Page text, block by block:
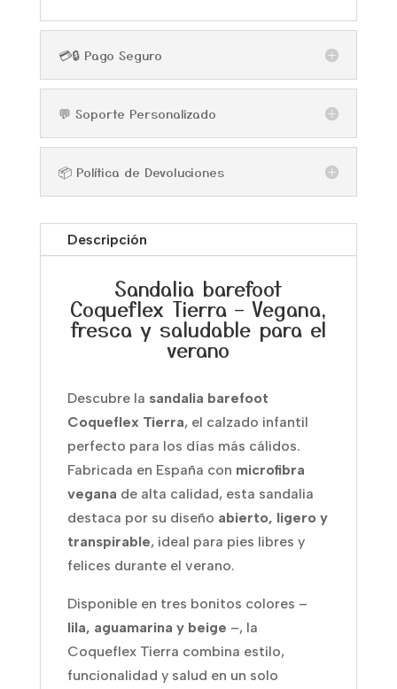
💳🔒 Pago Seguro
💬 Soporte Personalizado
📦 Política de Devoluciones
Descripción
Sandalia barefoot
Coqueflex Tierra – Vegana,
fresca y saludable para el
verano
Descubre la sandalia barefoot
Coqueflex Tierra, el calzado infantil
perfecto para los días más cálidos.
Fabricada en España con microfibra
vegana de alta calidad, esta sandalia
destaca por su diseño abierto, ligero y
transpirable, ideal para pies libres y
felices durante el verano.
Disponible en tres bonitos colores –
lila, aguamarina y beige –, la
Coqueflex Tierra combina estilo,
funcionalidad y salud en un solo